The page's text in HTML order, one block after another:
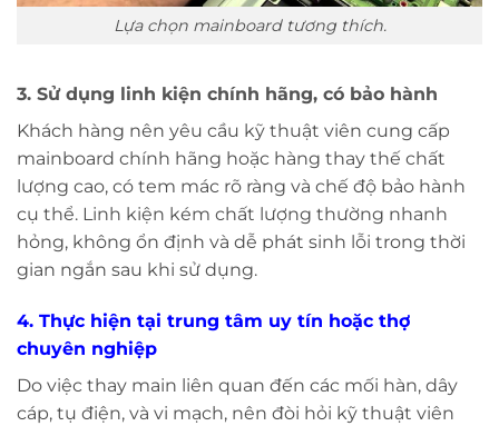
Lựa chọn mainboard tương thích.
3. Sử dụng linh kiện chính hãng, có bảo hành
Khách hàng nên yêu cầu kỹ thuật viên cung cấp
mainboard chính hãng hoặc hàng thay thế chất
lượng cao, có tem mác rõ ràng và chế độ bảo hành
cụ thể. Linh kiện kém chất lượng thường nhanh
hỏng, không ổn định và dễ phát sinh lỗi trong thời
gian ngắn sau khi sử dụng.
4. Thực hiện tại trung tâm uy tín hoặc thợ
chuyên nghiệp
Do việc thay main liên quan đến các mối hàn, dây
cáp, tụ điện, và vi mạch, nên đòi hỏi kỹ thuật viên